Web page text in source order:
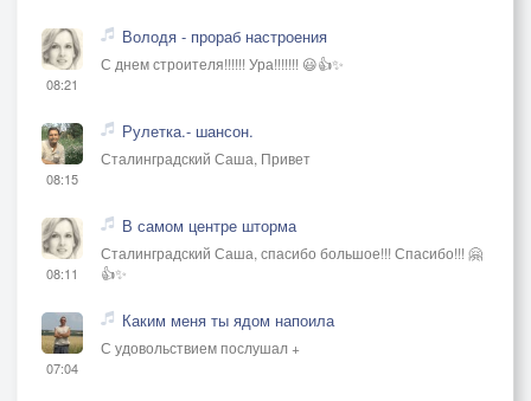
08:21
Володя - прораб настроения
С днем строителя!!!!!! Ура!!!!!!! 😃👍✨
08:15
Рулетка.- шансон.
Сталинградский Саша, Привет
08:11
В самом центре шторма
Сталинградский Саша, спасибо большое!!! Спасибо!!! 🤗
👍✨
07:04
Каким меня ты ядом напоила
С удовольствием послушал +